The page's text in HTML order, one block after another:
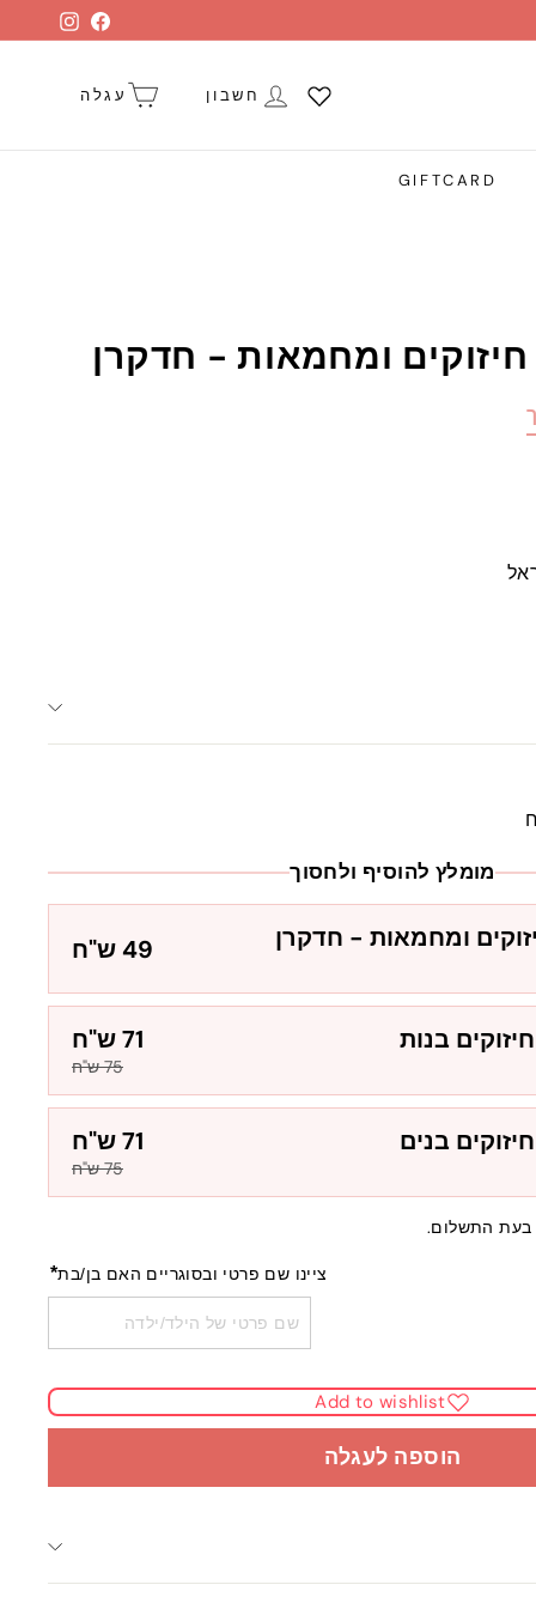
Facebook
חשבון עגלה
GIFTCARD
ומחמאות - חדקרן
מומלץ להוסיף ולחסוך
ומחמאות - חדקרן 49 ש"ח
בנות 71 ש"ח
75 ש"ח
בנים 71 ש"ח
75 ש"ח
התשלום.
ציינו שם פרטי ובסוגריים האם בן/בת*
Add to wishlist
הוספה לעגלה